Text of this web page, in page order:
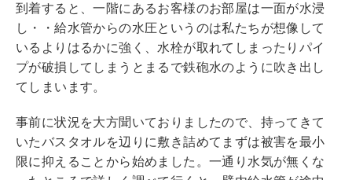
到着すると、一階にあるお客様のお部屋は一面が水浸
し・・給水管からの水圧というのは私たちが想像して
いるよりはるかに強く、水栓が取れてしまったりパイ
プが破損してしまうとまるで鉄砲水のように吹き出し
てしまいます。
事前に状況を大方聞いておりましたので、持ってきて
いたバスタオルを辺りに敷き詰めてまずは被害を最小
限に抑えることから始めました。一通り水気が無くな